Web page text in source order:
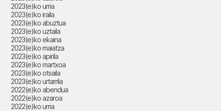
2023(e)ko urria
2023(e)ko iraila
2023(e)ko abuztua
2023(e)ko uztaila
2023(e)ko ekaina
2023(e)ko maiatza
2023(e)ko apirila
2023(e)ko martxoa
2023(e)ko otsaila
2023(e)ko urtarrila
2022(e)ko abendua
2022(e)ko azaroa
2022(e)ko urria